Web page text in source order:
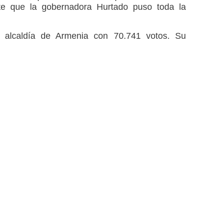
que la gobernadora Hurtado puso toda la
de Armenia con 70.741 votos. Su